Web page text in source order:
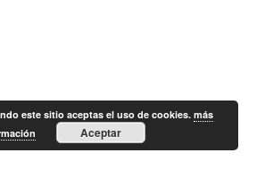
este sitio aceptas el uso de cookies.más
Aceptar